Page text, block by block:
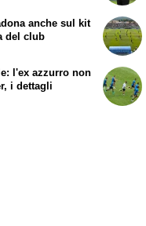
anche sul kit
del club
l'ex azzurro non
i dettagli